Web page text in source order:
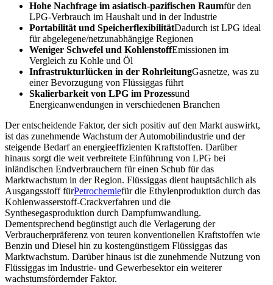
Hohe Nachfrage im asiatisch-pazifischen Raumfür den
LPG-Verbrauch im Haushalt und in der Industrie
Portabilität und SpeicherflexibilitätDadurch ist LPG ideal
für abgelegene/netzunabhängige Regionen
Weniger Schwefel und KohlenstoffEmissionen im
Vergleich zu Kohle und Öl
Infrastrukturlücken in der RohrleitungGasnetze, was zu
einer Bevorzugung von Flüssiggas führt
Skalierbarkeit von LPG im Prozessund
Energieanwendungen in verschiedenen Branchen
Der entscheidende Faktor, der sich positiv auf den Markt auswirkt,
ist das zunehmende Wachstum der Automobilindustrie und der
steigende Bedarf an energieeffizienten Kraftstoffen. Darüber
hinaus sorgt die weit verbreitete Einführung von LPG bei
inländischen Endverbrauchern für einen Schub für das
Marktwachstum in der Region. Flüssiggas dient hauptsächlich als
Ausgangsstoff fürPetrochemiefür die Ethylenproduktion durch das
Kohlenwasserstoff-Crackverfahren und die
Synthesegasproduktion durch Dampfumwandlung.
Dementsprechend begünstigt auch die Verlagerung der
Verbraucherpräferenz von teuren konventionellen Kraftstoffen wie
Benzin und Diesel hin zu kostengünstigem Flüssiggas das
Marktwachstum. Darüber hinaus ist die zunehmende Nutzung von
Flüssiggas im Industrie- und Gewerbesektor ein weiterer
wachstumsfördernder Faktor.